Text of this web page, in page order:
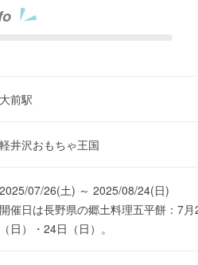
大前駅
軽井沢おもちゃ王国
2025/07/26(土) ～ 2025/08/24(日)
開催日は長野県の郷土料理五平餅：7
（日）・24日（日）。